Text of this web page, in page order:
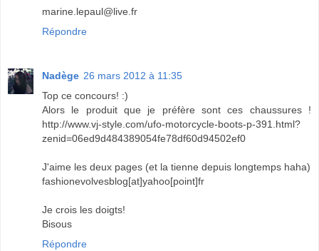
marine.lepaul@live.fr
Répondre
Nadège 26 mars 2012 à 11:35
Top ce concours! :)
Alors le produit que je préfère sont ces chaussures !
http://www.vj-style.com/ufo-motorcycle-boots-p-391.html?
zenid=06ed9d484389054fe78df60d94502ef0
J'aime les deux pages (et la tienne depuis longtemps haha)
fashionevolvesblog[at]yahoo[point]fr
Je crois les doigts!
Bisous
Répondre